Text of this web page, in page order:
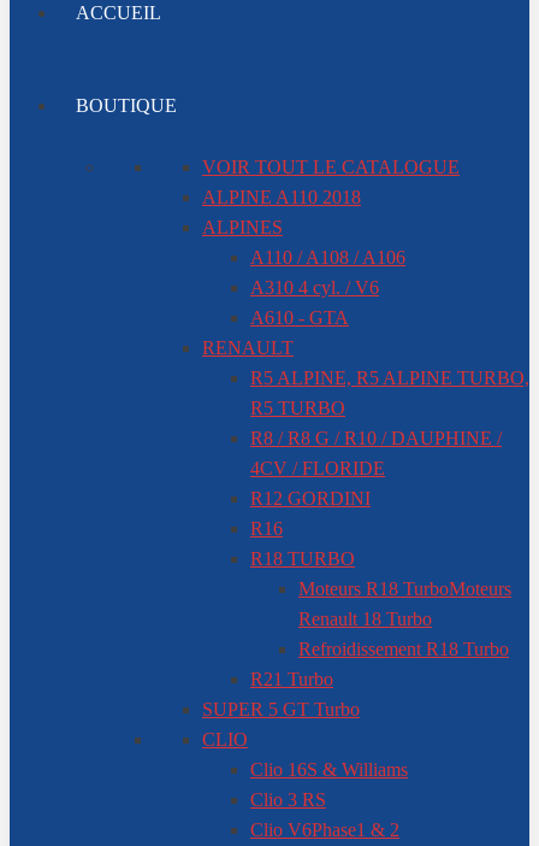
ACCUEIL
BOUTIQUE
VOIR TOUT LE CATALOGUE
ALPINE A110 2018
ALPINES
A110 / A108 / A106
A310 4 cyl. / V6
A610 - GTA
RENAULT
R5 ALPINE, R5 ALPINE TURBO,
R5 TURBO
R8 / R8 G / R10 / DAUPHINE /
4CV / FLORIDE
R12 GORDINI
R16
R18 TURBO
Moteurs R18 TurboMoteurs
Renault 18 Turbo
Refroidissement R18 Turbo
R21 Turbo
SUPER 5 GT Turbo
CLIO
Clio 16S & Williams
Clio 3 RS
Clio V6Phase1 & 2